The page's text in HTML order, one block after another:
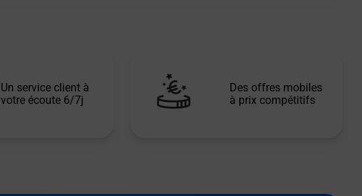
Un service client à
votre écoute 6/7j
Des offres mobiles
à prix compétitifs